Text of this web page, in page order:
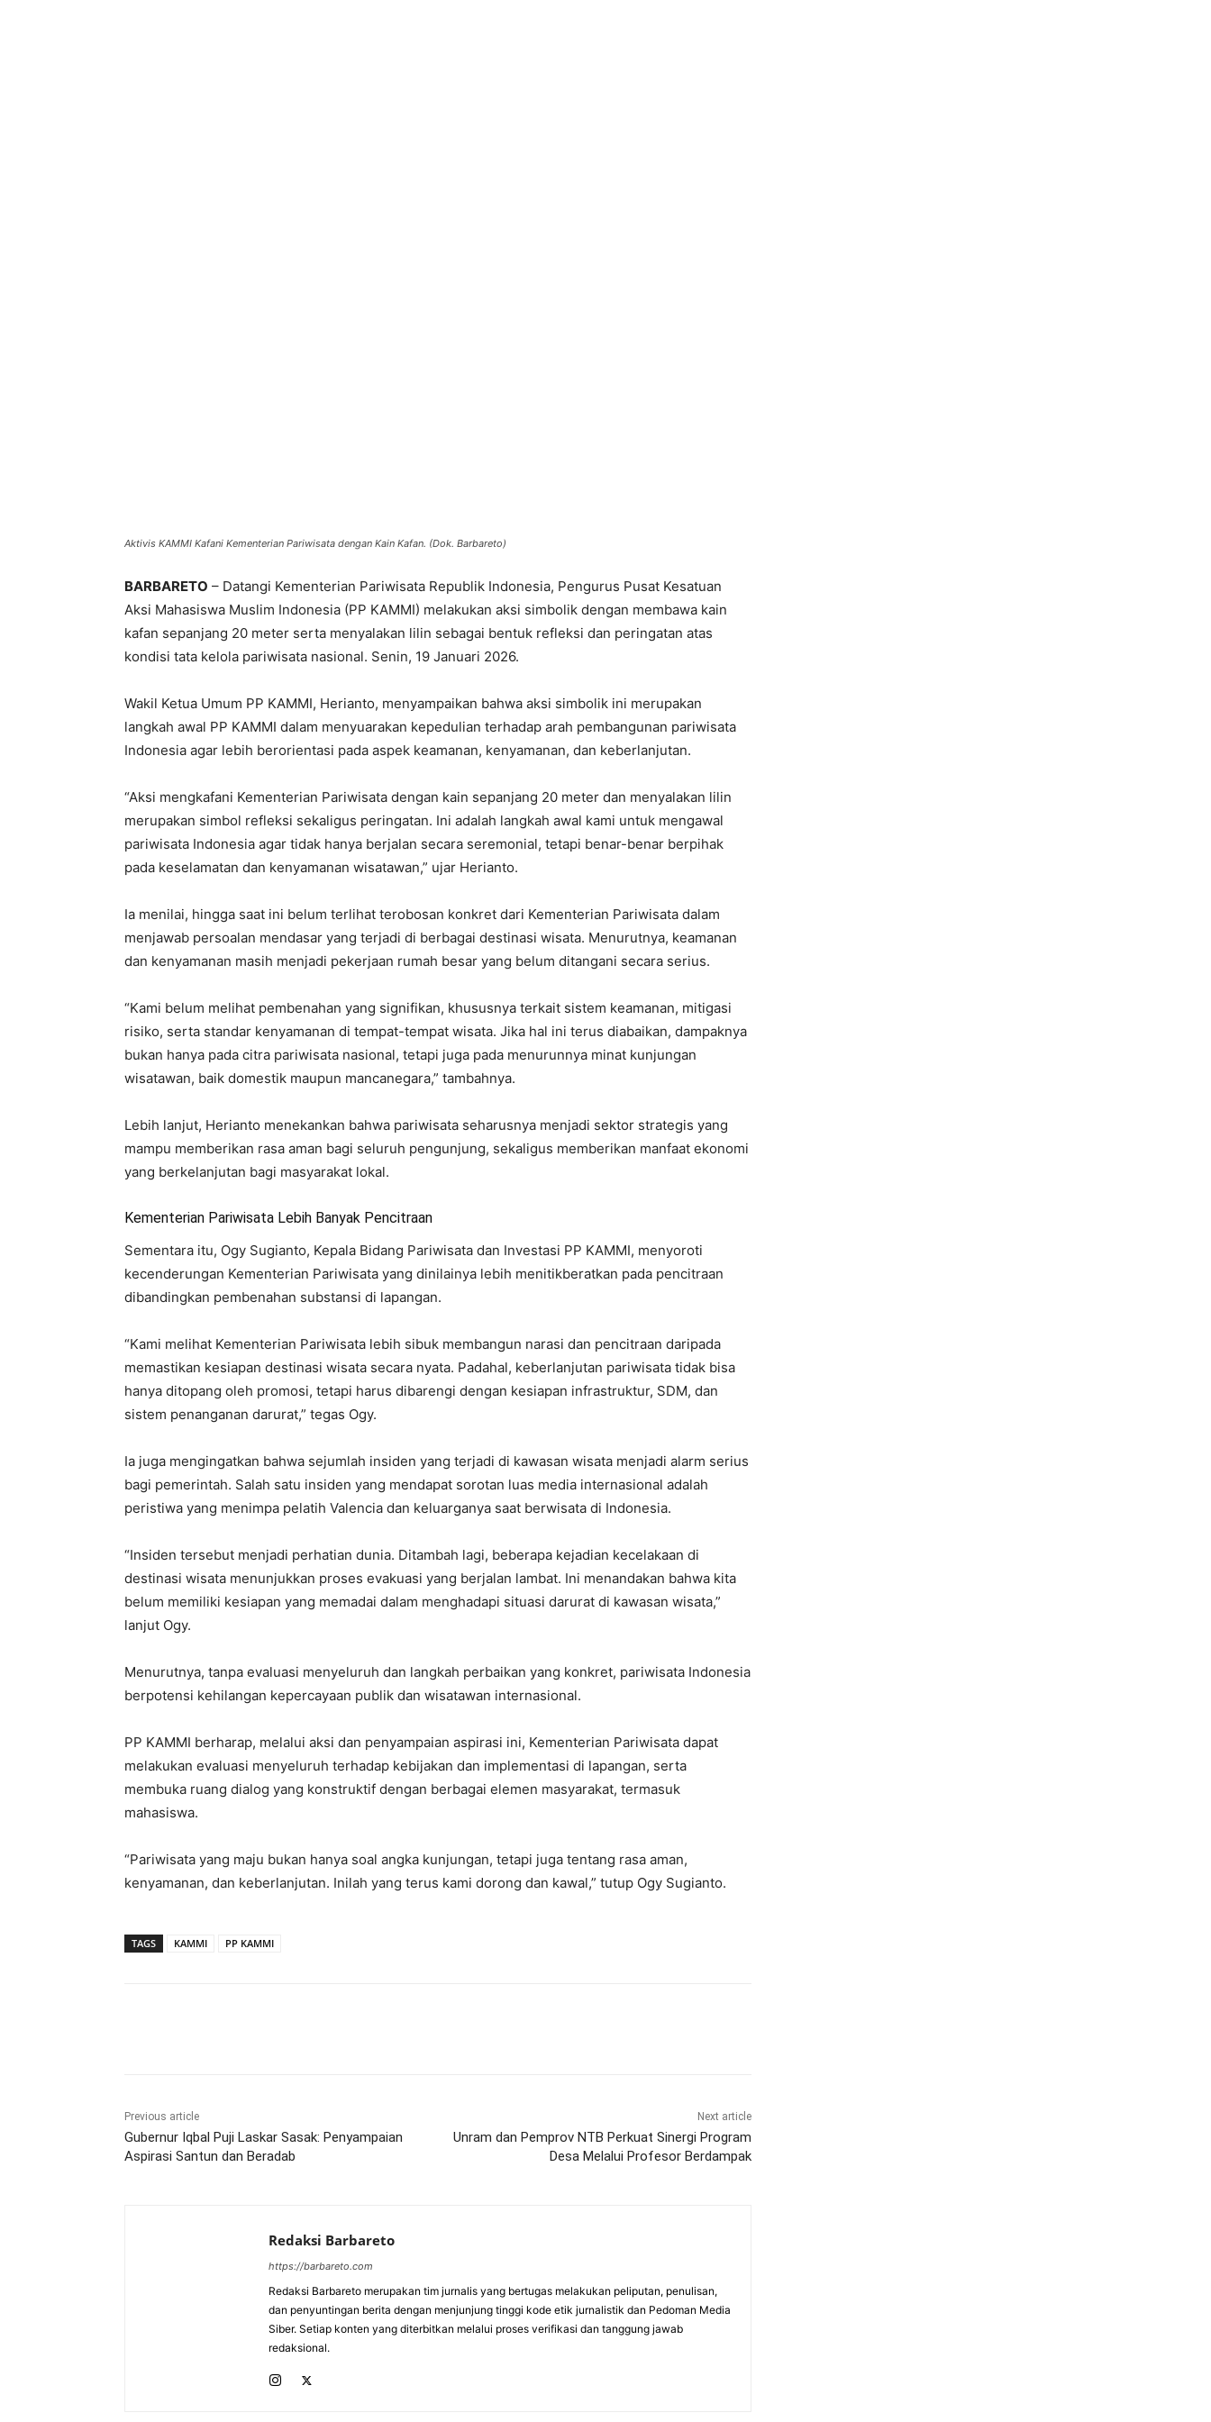
Aktivis KAMMI Kafani Kementerian Pariwisata dengan Kain Kafan. (Dok. Barbareto)
BARBARETO – Datangi Kementerian Pariwisata Republik Indonesia, Pengurus Pusat Kesatuan
Aksi Mahasiswa Muslim Indonesia (PP KAMMI) melakukan aksi simbolik dengan membawa kain
kafan sepanjang 20 meter serta menyalakan lilin sebagai bentuk refleksi dan peringatan atas
kondisi tata kelola pariwisata nasional. Senin, 19 Januari 2026.
Wakil Ketua Umum PP KAMMI, Herianto, menyampaikan bahwa aksi simbolik ini merupakan
langkah awal PP KAMMI dalam menyuarakan kepedulian terhadap arah pembangunan pariwisata
Indonesia agar lebih berorientasi pada aspek keamanan, kenyamanan, dan keberlanjutan.
“Aksi mengkafani Kementerian Pariwisata dengan kain sepanjang 20 meter dan menyalakan lilin
merupakan simbol refleksi sekaligus peringatan. Ini adalah langkah awal kami untuk mengawal
pariwisata Indonesia agar tidak hanya berjalan secara seremonial, tetapi benar-benar berpihak
pada keselamatan dan kenyamanan wisatawan,” ujar Herianto.
Ia menilai, hingga saat ini belum terlihat terobosan konkret dari Kementerian Pariwisata dalam
menjawab persoalan mendasar yang terjadi di berbagai destinasi wisata. Menurutnya, keamanan
dan kenyamanan masih menjadi pekerjaan rumah besar yang belum ditangani secara serius.
“Kami belum melihat pembenahan yang signifikan, khususnya terkait sistem keamanan, mitigasi
risiko, serta standar kenyamanan di tempat-tempat wisata. Jika hal ini terus diabaikan, dampaknya
bukan hanya pada citra pariwisata nasional, tetapi juga pada menurunnya minat kunjungan
wisatawan, baik domestik maupun mancanegara,” tambahnya.
Lebih lanjut, Herianto menekankan bahwa pariwisata seharusnya menjadi sektor strategis yang
mampu memberikan rasa aman bagi seluruh pengunjung, sekaligus memberikan manfaat ekonomi
yang berkelanjutan bagi masyarakat lokal.
Kementerian Pariwisata Lebih Banyak Pencitraan
Sementara itu, Ogy Sugianto, Kepala Bidang Pariwisata dan Investasi PP KAMMI, menyoroti
kecenderungan Kementerian Pariwisata yang dinilainya lebih menitikberatkan pada pencitraan
dibandingkan pembenahan substansi di lapangan.
“Kami melihat Kementerian Pariwisata lebih sibuk membangun narasi dan pencitraan daripada
memastikan kesiapan destinasi wisata secara nyata. Padahal, keberlanjutan pariwisata tidak bisa
hanya ditopang oleh promosi, tetapi harus dibarengi dengan kesiapan infrastruktur, SDM, dan
sistem penanganan darurat,” tegas Ogy.
Ia juga mengingatkan bahwa sejumlah insiden yang terjadi di kawasan wisata menjadi alarm serius
bagi pemerintah. Salah satu insiden yang mendapat sorotan luas media internasional adalah
peristiwa yang menimpa pelatih Valencia dan keluarganya saat berwisata di Indonesia.
“Insiden tersebut menjadi perhatian dunia. Ditambah lagi, beberapa kejadian kecelakaan di
destinasi wisata menunjukkan proses evakuasi yang berjalan lambat. Ini menandakan bahwa kita
belum memiliki kesiapan yang memadai dalam menghadapi situasi darurat di kawasan wisata,”
lanjut Ogy.
Menurutnya, tanpa evaluasi menyeluruh dan langkah perbaikan yang konkret, pariwisata Indonesia
berpotensi kehilangan kepercayaan publik dan wisatawan internasional.
PP KAMMI berharap, melalui aksi dan penyampaian aspirasi ini, Kementerian Pariwisata dapat
melakukan evaluasi menyeluruh terhadap kebijakan dan implementasi di lapangan, serta
membuka ruang dialog yang konstruktif dengan berbagai elemen masyarakat, termasuk
mahasiswa.
“Pariwisata yang maju bukan hanya soal angka kunjungan, tetapi juga tentang rasa aman,
kenyamanan, dan keberlanjutan. Inilah yang terus kami dorong dan kawal,” tutup Ogy Sugianto.
TAGS KAMMI PP KAMMI
Previous article
Gubernur Iqbal Puji Laskar Sasak: Penyampaian
Aspirasi Santun dan Beradab
Next article
Unram dan Pemprov NTB Perkuat Sinergi Program
Desa Melalui Profesor Berdampak
Redaksi Barbareto
https://barbareto.com
Redaksi Barbareto merupakan tim jurnalis yang bertugas melakukan peliputan, penulisan,
dan penyuntingan berita dengan menjunjung tinggi kode etik jurnalistik dan Pedoman Media
Siber. Setiap konten yang diterbitkan melalui proses verifikasi dan tanggung jawab
redaksional.